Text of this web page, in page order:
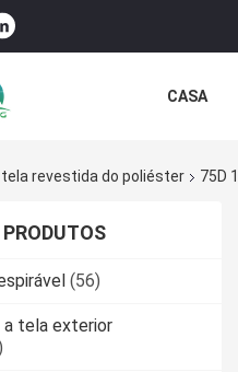
CASA
tela revestida do poliéster 75D
(56)
a tela exterior